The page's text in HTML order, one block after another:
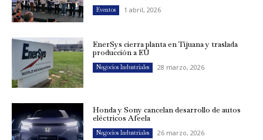
Eventos 1 abril, 2026
EnerSys cierra planta en Tijuana y traslada
producción a EU
Negocios Industriales 28 marzo, 2026
Honda y Sony cancelan desarrollo de autos
eléctricos Afeela
Negocios Industriales 26 marzo, 2026